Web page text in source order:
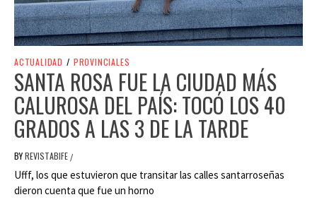
ACTUALIDAD / PROVINCIALES
SANTA ROSA FUE LA CIUDAD MÁS
CALUROSA DEL PAÍS: TOCÓ LOS 40
GRADOS A LAS 3 DE LA TARDE
BYREVISTABIFE /
Ufff, los que estuvieron que transitar las calles santarroseñas
dieron cuenta que fue un horno